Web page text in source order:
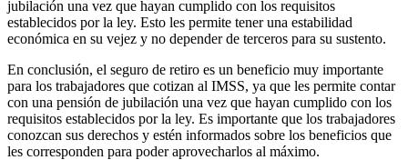
jubilación una vez que hayan cumplido con los requisitos
establecidos por la ley. Esto les permite tener una estabilidad
económica en su vejez y no depender de terceros para su sustento.
En conclusión, el seguro de retiro es un beneficio muy importante
para los trabajadores que cotizan al IMSS, ya que les permite contar
con una pensión de jubilación una vez que hayan cumplido con los
requisitos establecidos por la ley. Es importante que los trabajadores
conozcan sus derechos y estén informados sobre los beneficios que
les corresponden para poder aprovecharlos al máximo.